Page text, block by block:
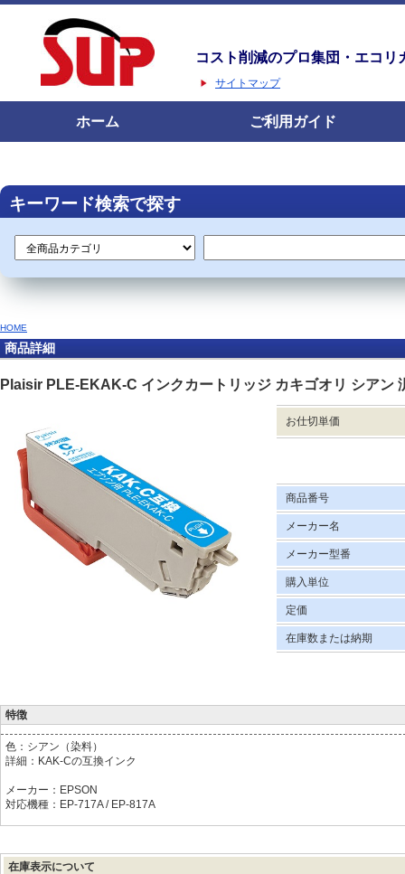
コスト削減のプロ集団・エコリ
サイトマップ
ホーム ご利用ガイド
キーワード検索で探す
HOME
商品詳細
Plaisir PLE-EKAK-C インクカートリッジ カキゴオリ シアン
お仕切単価
商品番号
メーカー名
メーカー型番
購入単位
定価
在庫数または納期
特徴
色：シアン（染料）
詳細：KAK-Cの互換インク
メーカー：EPSON
対応機種：EP-717A / EP-817A
在庫表示について